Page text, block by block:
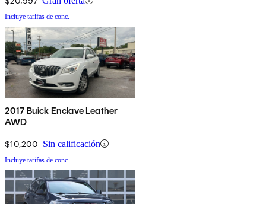
Incluye tarifas de conc.
2017 Buick Enclave Leather
AWD
$10,200 Sin calificación
Incluye tarifas de conc.